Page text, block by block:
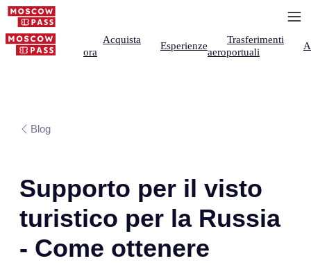
Acquista
ora
Esperienze
Trasferimenti
aeroportuali
Blog
Supporto per il visto
turistico per la Russia
- Come ottenere